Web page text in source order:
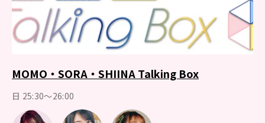
MOMO・SORA・SHIINA Talking Box
日 25:30～26:00